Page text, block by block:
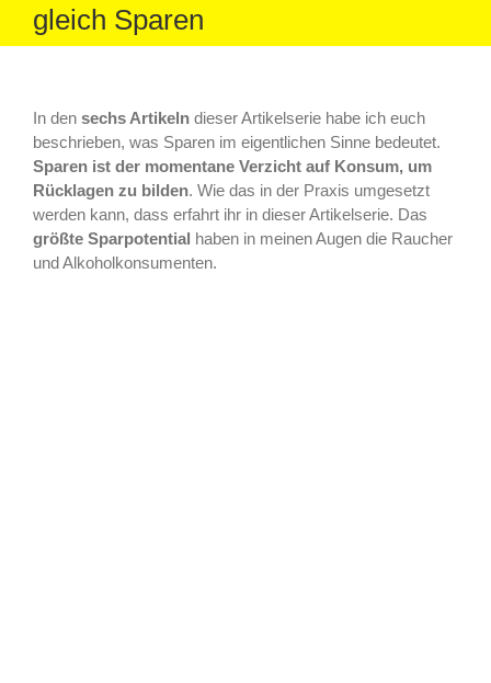
gleich Sparen
In den sechs Artikeln dieser Artikelserie habe ich euch
beschrieben, was Sparen im eigentlichen Sinne bedeutet.
Sparen ist der momentane Verzicht auf Konsum, um
Rücklagen zu bilden. Wie das in der Praxis umgesetzt
werden kann, dass erfahrt ihr in dieser Artikelserie. Das
größte Sparpotential haben in meinen Augen die Raucher
und Alkoholkonsumenten.